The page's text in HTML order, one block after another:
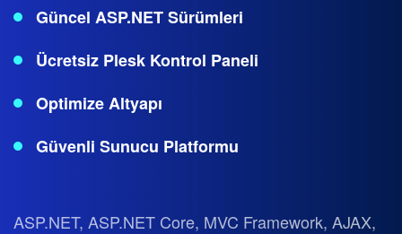
Güncel ASP.NET Sürümleri
Ücretsiz Plesk Kontrol Paneli
Optimize Altyapı
Güvenli Sunucu Platformu
ASP.NET, ASP.NET Core, MVC Framework, AJAX,